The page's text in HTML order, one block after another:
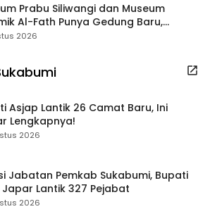
Prabu Siliwangi dan Museum
Al-Fath Punya Gedung Baru,
500 Koleksi Dipisahkan
2026
Asjap Lantik 26 Camat Baru, Ini
Lengkapnya!
2026
Jabatan Pemkab Sukabumi, Bupati
Lantik 327 Pejabat
2026